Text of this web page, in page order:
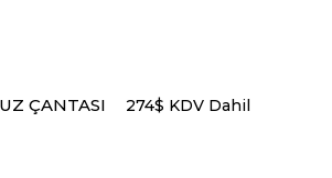
ÇANTASI
274$ KDV Dahil